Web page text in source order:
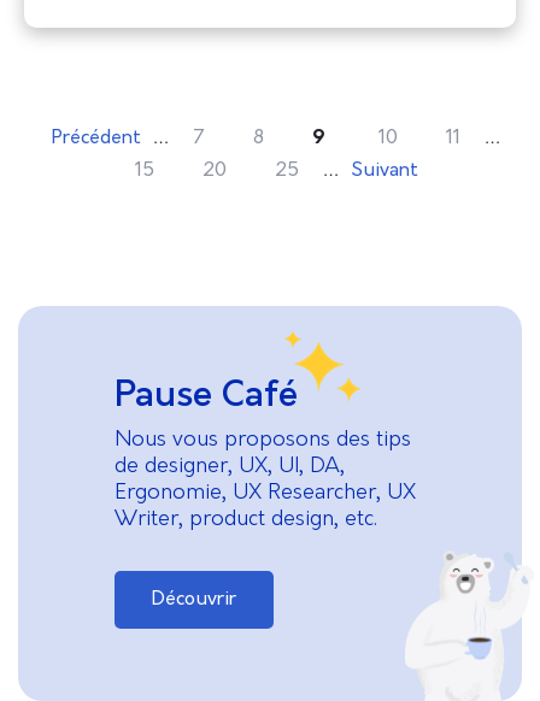
consignes, tous ces éléments éditoriaux méritent
Précédent … 7 8 9 10 11 …
15 20 25 … Suivant
Pause Café
Nous vous proposons des tips
de designer, UX, UI, DA,
Ergonomie, UX Researcher, UX
Writer, product design, etc.
Découvrir